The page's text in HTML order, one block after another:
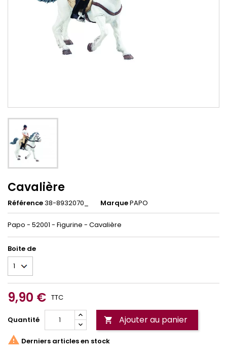
Cavalière
Référence38-8932070_ MarquePAPO
Papo - 52001 - Figurine - Cavalière
Boite de
9,90 € TTC
Quantité  Ajouter au panier
 Derniers articles en stock